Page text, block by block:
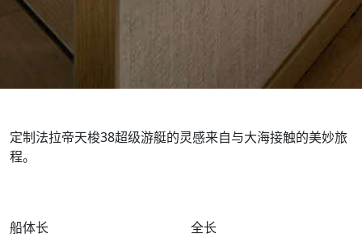
定制法拉帝天梭38超级游艇的灵感来自与大海接触的美妙旅
程。
船体长
全长